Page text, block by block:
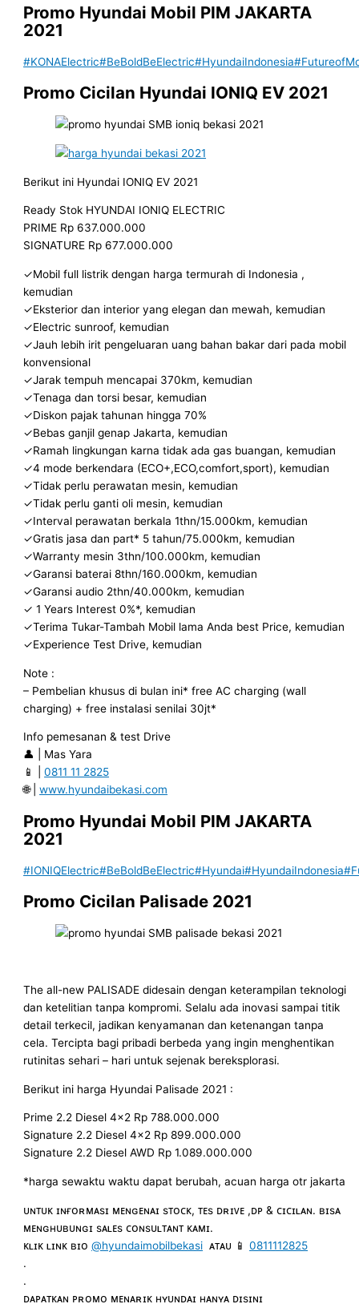
Promo Hyundai Mobil PIM JAKARTA
2021
#KONAElectric#BeBoldBeElectric#HyundaiIndonesia
Promo Cicilan Hyundai IONIQ EV 2021
Berikut ini Hyundai IONIQ EV 2021
Ready Stok HYUNDAI IONIQ ELECTRIC
PRIME Rp 637.000.000
SIGNATURE Rp 677.000.000
✓Mobil full listrik dengan harga termurah di Indonesia ,
kemudian
✓Eksterior dan interior yang elegan dan mewah, kemudian
✓Electric sunroof, kemudian
✓Jauh lebih irit pengeluaran uang bahan bakar dari pada mobil
konvensional
✓Jarak tempuh mencapai 370km, kemudian
✓Tenaga dan torsi besar, kemudian
✓Diskon pajak tahunan hingga 70%
✓Bebas ganjil genap Jakarta, kemudian
✓Ramah lingkungan karna tidak ada gas buangan, kemudian
✓4 mode berkendara (ECO+,ECO,comfort,sport), kemudian
✓Tidak perlu perawatan mesin, kemudian
✓Tidak perlu ganti oli mesin, kemudian
✓Interval perawatan berkala 1thn/15.000km, kemudian
✓Gratis jasa dan part* 5 tahun/75.000km, kemudian
✓Warranty mesin 3thn/100.000km, kemudian
✓Garansi baterai 8thn/160.000km, kemudian
✓Garansi audio 2thn/40.000km, kemudian
✓ 1 Years Interest 0%*, kemudian
✓Terima Tukar-Tambah Mobil lama Anda best Price, kemudian
✓Experience Test Drive, kemudian
Note :
– Pembelian khusus di bulan ini* free AC charging (wall
charging) + free instalasi senilai 30jt*
Info pemesanan & test Drive
👤 | Mas Yara
📱 |0811 11 2825
🌐 |www.hyundaibekasi.com
Promo Hyundai Mobil PIM JAKARTA
2021
#IONIQElectric#BeBoldBeElectric#Hyundai#HyundaiIndonesia
Promo Cicilan Palisade 2021
The all-new PALISADE didesain dengan keterampilan teknologi
dan ketelitian tanpa kompromi. Selalu ada inovasi sampai titik
detail terkecil, jadikan kenyamanan dan ketenangan tanpa
cela. Tercipta bagi pribadi berbeda yang ingin menghentikan
rutinitas sehari – hari untuk sejenak bereksplorasi.
Berikut ini harga Hyundai Palisade 2021 :
Prime 2.2 Diesel 4×2 Rp 788.000.000
Signature 2.2 Diesel 4×2 Rp 899.000.000
Signature 2.2 Diesel AWD Rp 1.089.000.000
*harga sewaktu waktu dapat berubah, acuan harga otr jakarta
ᴜɴᴛᴜᴋ ɪɴғᴏʀᴍᴀsɪ ᴍᴇɴɢᴇɴᴀɪ sᴛᴏᴄᴋ, ᴛᴇs ᴅʀɪᴠᴇ ,ᴅᴘ & ᴄɪᴄɪʟᴀɴ. ʙɪsᴀ
ᴍᴇɴɢʜᴜʙᴜɴɢɪ sᴀʟᴇs ᴄᴏɴsᴜʟᴛᴀɴᴛ ᴋᴀᴍɪ.
ᴋʟɪᴋ ʟɪɴᴋ ʙɪᴏ@hyundaimobilbekasi ᴀᴛᴀᴜ 📱0811112825
.
.
ᴅᴀᴘᴀᴛᴋᴀɴ ᴘʀᴏᴍᴏ ᴍᴇɴᴀʀɪᴋ ʜʏᴜɴᴅᴀɪ ʜᴀɴʏᴀ ᴅɪsɪɴɪ